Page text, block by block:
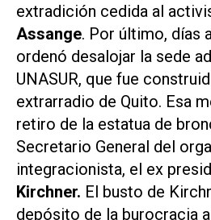
extradición cedida al
Assange. Por último, días
ordenó desalojar la sede
UNASUR, que fue
extrarradio de Quito. Esa
retiro de la estatua de
Secretario General del
integracionista, el ex
Kirchner. El busto de
depósito de la burocracia